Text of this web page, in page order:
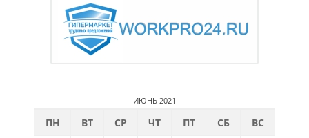
ИЮНЬ 2021
ПН ВТ СР ЧТ ПТ СБ
ВС